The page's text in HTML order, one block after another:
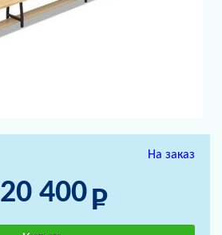
На заказ
20 400